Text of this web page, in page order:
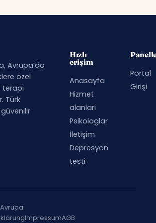
Avrupa’da
özel
terapi
Türk
Hızlı
erişim
Anasayfa
Hizmet
alanları
Psikologlar
İletişim
Depresyon
testi
Portal
Girişi
ImpressumAGB